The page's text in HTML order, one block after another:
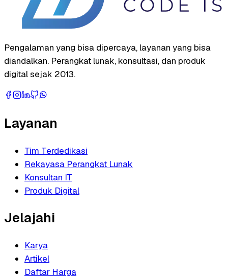
Pengalaman yang bisa dipercaya, layanan yang bisa
diandalkan. Perangkat lunak, konsultasi, dan produk
digital sejak 2013.
Layanan
Tim Terdedikasi
Rekayasa Perangkat Lunak
Konsultan IT
Produk Digital
Jelajahi
Karya
Artikel
Daftar Harga